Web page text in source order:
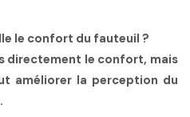
le confort du fauteuil ?
directement le confort, mais
améliorer la perception du